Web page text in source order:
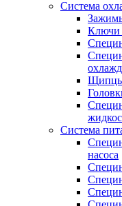
Система
Ключи
Щипцы
Система
насоса